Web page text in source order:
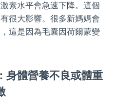
素水平會急速下降。這個
很大影響。很多新媽媽會
這是因為毛囊因荷爾蒙變
身體營養不良或體重